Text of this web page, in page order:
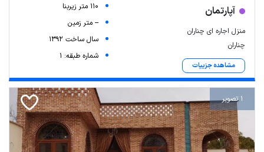
آپارتمان
منزل اجاره ای چناران
چناران
مشاهده جزییات
110 متر زیربنا
-- متر زمین
سال ساخت 1392
شماره طبقه: 1
1 تصویر